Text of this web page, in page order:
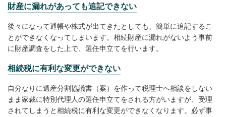
財産に漏れがあっても追記できない
後々になって通帳や株式が出てきたとしても、簡単に追記するこ
とができなくなってしまいます。相続財産に漏れがないよう事前
に財産調査をした上で、選任申立てを行います。
相続税に有利な変更ができない
自分なりに遺産分割協議書（案）を作って税理士へ相談をしない
まま家裁に特別代理人の選任申立てをされる方がいますが、受理
されてしまうと相続税に有利な変更ができなくなります。必ず事